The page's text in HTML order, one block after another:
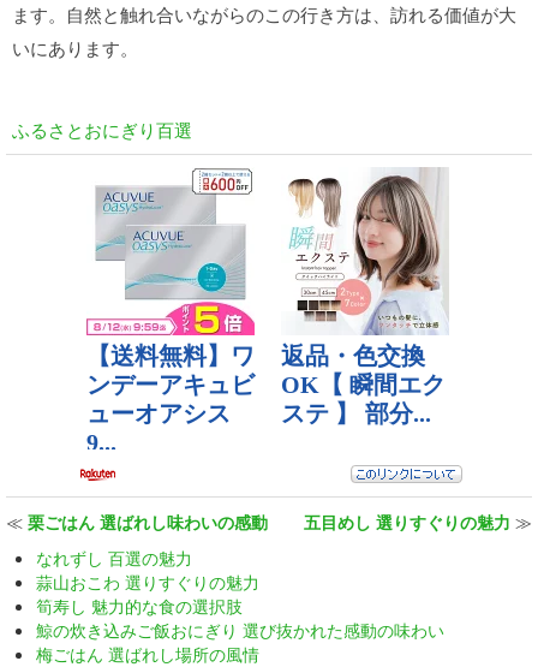
ます。自然と触れ合いながらのこの行き方は、訪れる価値が大
いにあります。
ふるさとおにぎり百選
≪ 栗ごはん 選ばれし味わいの感動 五目めし 選りすぐりの魅力 ≫
なれずし 百選の魅力
蒜山おこわ 選りすぐりの魅力
筍寿し 魅力的な食の選択肢
鯨の炊き込みご飯おにぎり 選び抜かれた感動の味わい
梅ごはん 選ばれし場所の風情